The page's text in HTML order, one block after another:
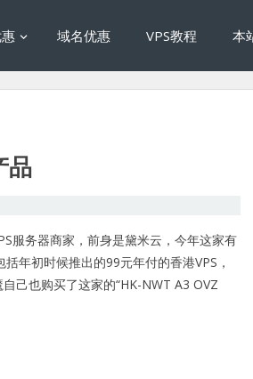
域名优惠 VPS教程 本
品
服务器商家，前身是黛米云，今年这家有
年初时候推出的99元年付的香港VPS，
己也购买了这家的“HK-NWT A3 OVZ